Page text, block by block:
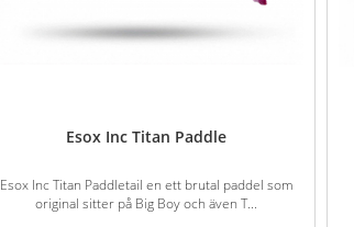
Esox Inc Titan Paddle
Esox Inc Titan Paddletail en ett brutal paddel som
original sitter på Big Boy och även T...